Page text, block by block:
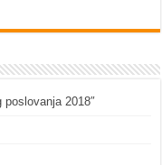
poslovanja 2018″